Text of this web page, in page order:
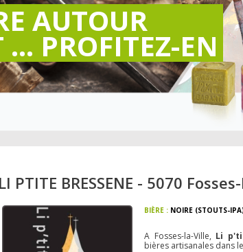
AUTOUR
... PROFITEZ-EN
LI PTITE BRESSENE - 5070
BIÈRE : NOIRE (STOUTS-
A Fosses-la-Ville, Li
bières artisanales dans